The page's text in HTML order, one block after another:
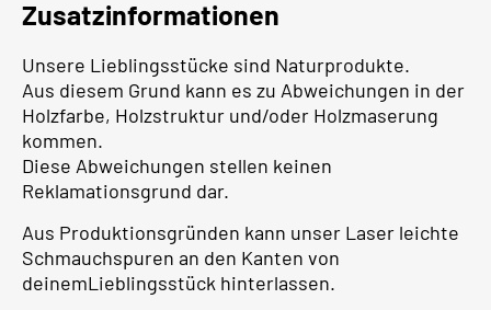
Zusatzinformationen
Unsere Lieblingsstücke sind Naturprodukte.
Aus diesem Grund kann es zu Abweichungen in der
Holzfarbe, Holzstruktur und/oder Holzmaserung
kommen.
Diese Abweichungen stellen keinen
Reklamationsgrund dar.
Aus Produktionsgründen kann unser Laser leichte
Schmauchspuren an den Kanten von
deinemLieblingsstück hinterlassen.